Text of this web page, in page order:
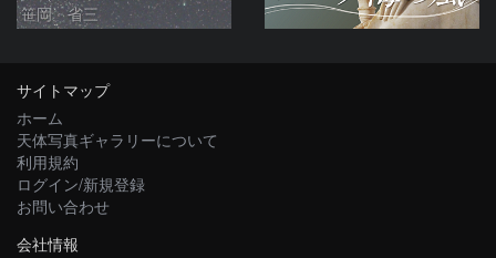
笹岡 省三
サイトマップ
ホーム
天体写真ギャラリーについて
利用規約
ログイン/新規登録
お問い合わせ
会社情報